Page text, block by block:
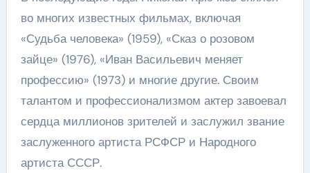
во многих известных фильмах, включая
«Судьба человека» (1959), «Сказ о розовом
зайце» (1976), «Иван Васильевич меняет
профессию» (1973) и многие другие. Своим
талантом и профессионализмом актер завоевал
сердца миллионов зрителей и заслужил звание
заслуженного артиста РСФСР и Народного
артиста СССР.